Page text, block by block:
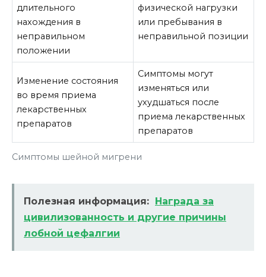
Симптомы шейной мигрени
длительного
нахождения в
неправильном
положении
физической нагрузки
или пребывания в
неправильной позиции
Изменение состояния
во время приема
лекарственных
препаратов
Симптомы могут
изменяться или
ухудшаться после
приема лекарственных
препаратов
Полезная информация:
Награда за
цивилизованность и другие причины
лобной цефалгии